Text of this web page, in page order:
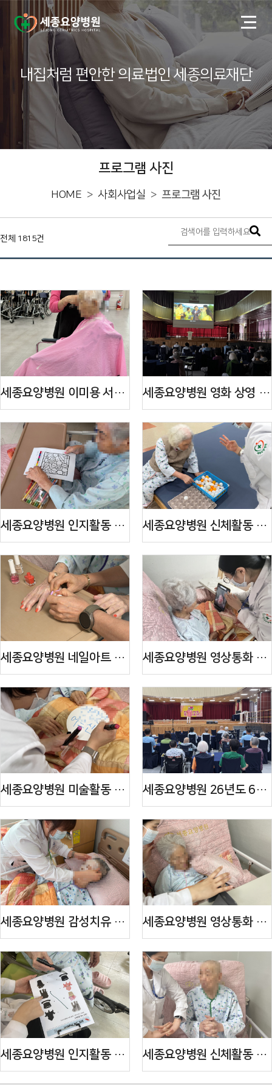
내집처럼 편안한 의료법인 세종의료재단
프로그램 사진
HOME 사회사업실 프로그램 사진
전체 1815건
세종요양병원 이미용 서비스 ... 세종요양병원 영화 상영 프로...
세종요양병원 인지활동 프로... 세종요양병원 신체활동 프로...
세종요양병원 네일아트 서비... 세종요양병원 영상통화 서비...
세종요양병원 미술활동 프로... 세종요양병원 26년도 6월 생...
세종요양병원 감성치유 프로... 세종요양병원 영상통화 서비...
세종요양병원 인지활동 프로... 세종요양병원 신체활동 프로...